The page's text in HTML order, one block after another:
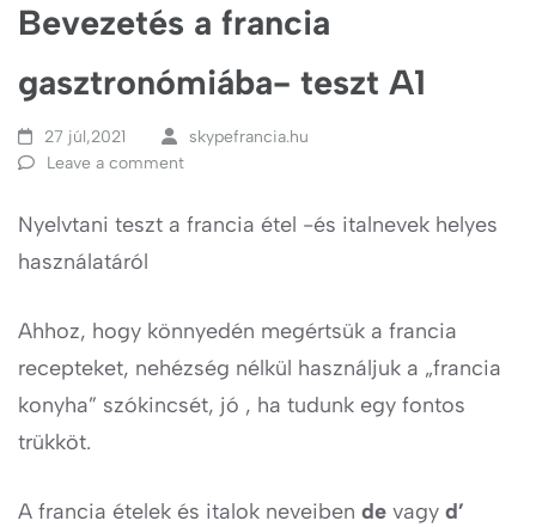
Bevezetés a francia
gasztronómiába- teszt A1
27 júl,2021
skypefrancia.hu
Leave a comment
Nyelvtani teszt a francia étel -és italnevek helyes
használatáról
Ahhoz, hogy könnyedén megértsük a francia
recepteket, nehézség nélkül használjuk a „francia
konyha” szókincsét, jó , ha tudunk egy fontos
trükköt.
A francia ételek és italok neveiben de vagy d’